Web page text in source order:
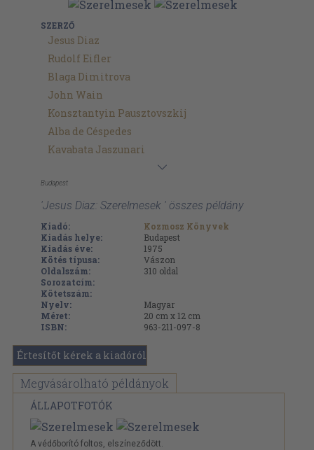
SZERZŐ
Jesus Diaz
Rudolf Eifler
Blaga Dimitrova
John Wain
Konsztantyin Pausztovszkij
Alba de Céspedes
Kavabata Jaszunari
Budapest
'Jesus Diaz: Szerelmesek ' összes példány
Kiadó:
Kozmosz Könyvek
Kiadás helye:
Budapest
Kiadás éve:
1975
Kötés típusa:
Vászon
Oldalszám:
310 oldal
Sorozatcím:
Kötetszám:
Nyelv:
Magyar
Méret:
20 cm x 12 cm
ISBN:
963-211-097-8
Értesítőt kérek a kiadóról
Megvásárolható példányok
ÁLLAPOTFOTÓK
A védőborító foltos, elszíneződött.